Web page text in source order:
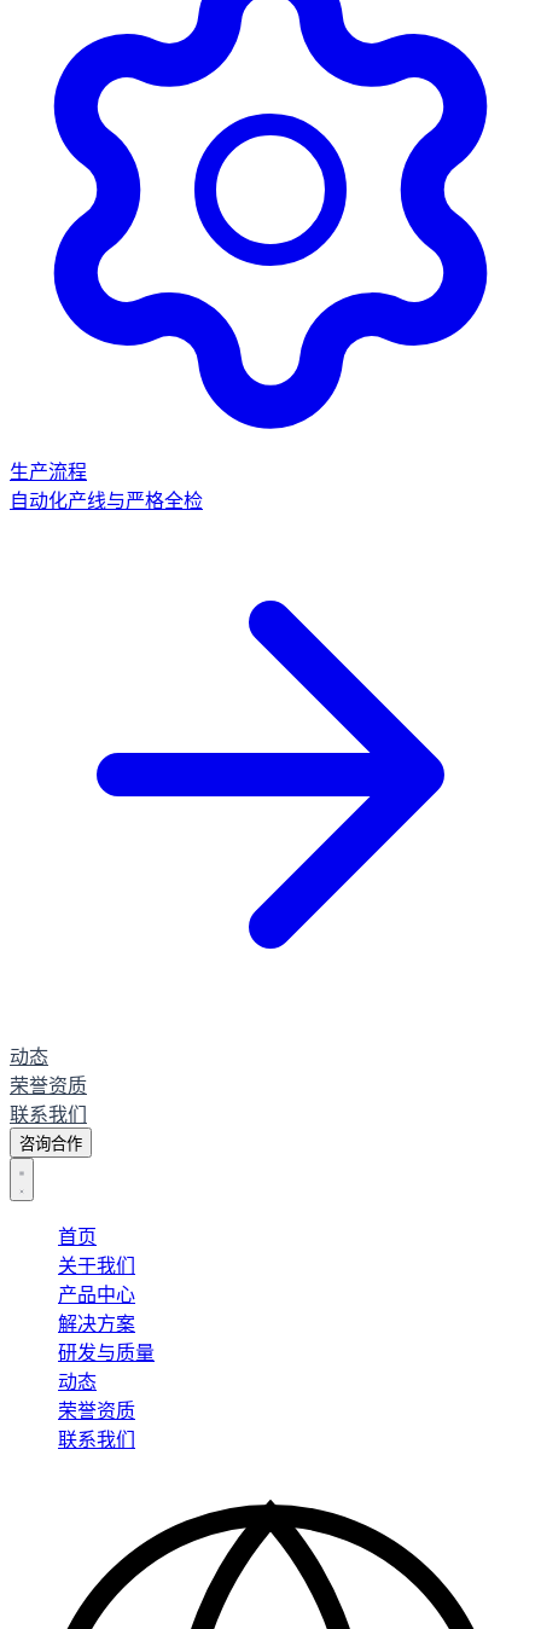
生产流程
自动化产线与严格全检
动态
荣誉资质
联系我们
咨询合作
首页
关于我们
产品中心
解决方案
研发与质量
动态
荣誉资质
联系我们